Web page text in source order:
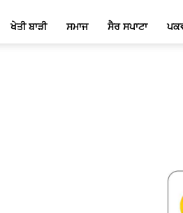
ਖੇਤੀ ਬਾੜੀ ਸਮਾਜ ਸੈਰ ਸਪਾਟਾ